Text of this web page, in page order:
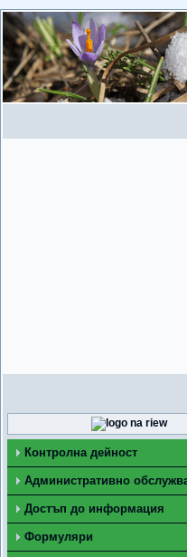
Контролна дейност
Административно
Достъп до информация
Формуляри